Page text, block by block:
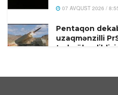
07 AVQUST 2026 /
Pentaqon
uzaqmənzilli
tədarük